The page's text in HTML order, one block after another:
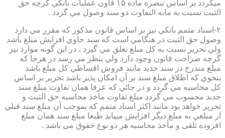
ميگردد بر اساس تبصره ماده ۱۵ قاون عمليات بانكي گرچه حق
الثبت نسبت به مابه التفاوت دو سند وصول مي گردد .
۲-اسناد متمم بانكي نيز بر اساس قانون مذكور كه مقرر مي دارد
وصول حق الثبت در هنگامي است كه سند حاوي افزايش مبلغ باشد
ولي تحرير نسبت به كل مبلغ تعلق مي گيرد ، در اين گونه موارد نيز
گرچه صراحت قانون وجود دارد ولي بنظر مي رسد در هرجا كه
مبلغ مندرج در سند جديد مانند فروش اقساطي كل مبلغ باشد
بنحوي كه اطلاق مبلغ سند بر آن امكان پذير باشد تحرير بر اساس
كل محاسبه مي گردد و در جائي كه عرفا همان تفاوت مبلغ سند
جديد محسوب مي گردد مبلغ تفاوت ماخذ محاسبه حق الثبت و
تحرير خواهد بود مانند اكثر اسناد متمم كه بموجب آن مبلغ سند قبلي
از مبلغي به مبلغ ديگر افزايش مييابد طبعا مبلغ سند همان مبلغ
افزوده تلقی و مأخذ محاسبه هر دو نوع حقوق می باشد .